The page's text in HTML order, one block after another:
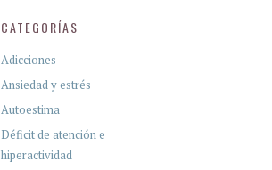
CATEGORÍAS
Adicciones
Ansiedad y estrés
Autoestima
Déficit de atención e
hiperactividad